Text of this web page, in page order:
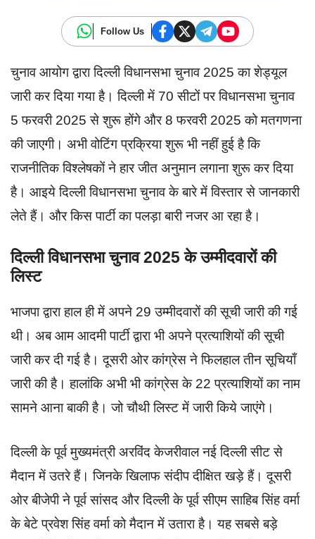
Follow Us
चुनाव आयोग द्वारा दिल्ली विधानसभा चुनाव 2025 का शेड्यूल
जारी कर दिया गया है। दिल्ली में 70 सीटों पर विधानसभा चुनाव
5 फरवरी 2025 से शुरू होंगे और 8 फरवरी 2025 को मतगणना
की जाएगी। अभी वोटिंग प्रक्रिया शुरू भी नहीं हुई है कि
राजनीतिक विश्लेषकों ने हार जीत अनुमान लगाना शुरू कर दिया
है। आइये दिल्ली विधानसभा चुनाव के बारे में विस्तार से जानकारी
लेते हैं। और किस पार्टी का पलड़ा बारी नजर आ रहा है।
दिल्ली विधानसभा चुनाव 2025 के उम्मीदवारों की
लिस्ट
भाजपा द्वारा हाल ही में अपने 29 उम्मीदवारों की सूची जारी की गई
थी। अब आम आदमी पार्टी द्वारा भी अपने प्रत्याशियों की सूची
जारी कर दी गई है। दूसरी ओर कांग्रेस ने फिलहाल तीन सूचियाँ
जारी की है। हालांकि अभी भी कांग्रेस के 22 प्रत्याशियों का नाम
सामने आना बाकी है। जो चौथी लिस्ट में जारी किये जाएंगे।
दिल्ली के पूर्व मुख्यमंत्री अरविंद केजरीवाल नई दिल्ली सीट से
मैदान में उतरे हैं। जिनके खिलाफ संदीप दीक्षित खड़े हैं। दूसरी
ओर बीजेपी ने पूर्व सांसद और दिल्ली के पूर्व सीएम साहिब सिंह वर्मा
के बेटे प्रवेश सिंह वर्मा को मैदान में उतारा है। यह सबसे बड़े